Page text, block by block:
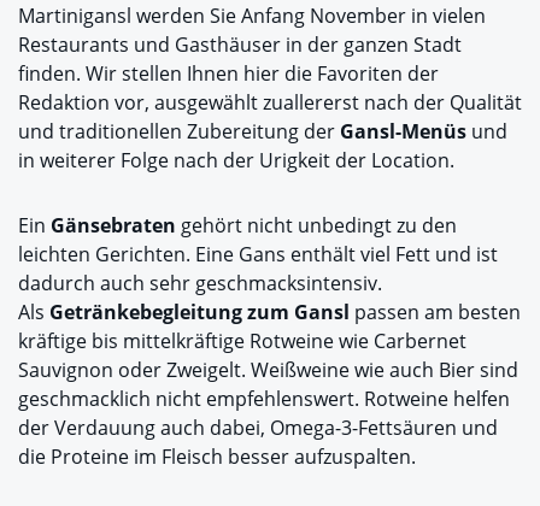
Martinigansl werden Sie Anfang November in vielen
Restaurants und Gasthäuser in der ganzen Stadt
finden. Wir stellen Ihnen hier die Favoriten der
Redaktion vor, ausgewählt zuallererst nach der Qualität
und traditionellen Zubereitung der Gansl-Menüs und
in weiterer Folge nach der Urigkeit der Location.
Ein Gänsebraten gehört nicht unbedingt zu den
leichten Gerichten. Eine Gans enthält viel Fett und ist
dadurch auch sehr geschmacksintensiv.
Als Getränkebegleitung zum Gansl passen am besten
kräftige bis mittelkräftige Rotweine wie Carbernet
Sauvignon oder Zweigelt. Weißweine wie auch Bier sind
geschmacklich nicht empfehlenswert. Rotweine helfen
der Verdauung auch dabei, Omega-3-Fettsäuren und
die Proteine im Fleisch besser aufzuspalten.